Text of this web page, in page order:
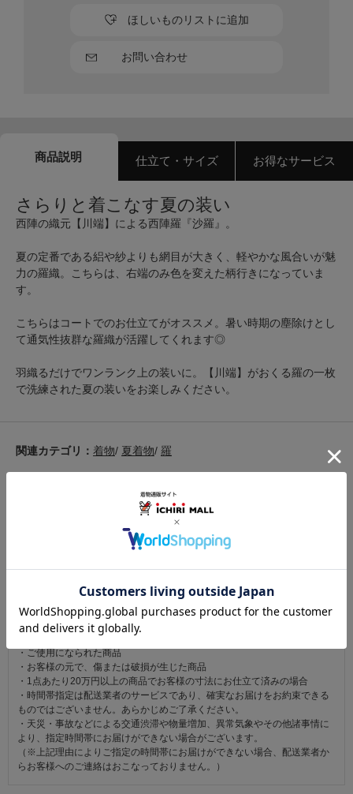
お問い合わせ
ほしいものリストに追加
商品説明 仕立て・サイズ お得なサービス
さらりと着こなす夏の装い
西陣の織元【川端】による西陣羅『沙羅』。
夏の定番である絽や紗よりも網目が大きく、軽やかな風合いが魅
力の羅織。こちらは、右端のみ色を変えた柄行きになっていま
す。
こちらはコートでのお仕立てがオススメ。暑い時期の塵除けとし
て通気性抜群な羅織が活躍してくれます◎
羽織るだけでワンランク上の装いに。【川端】がおくる羅の一枚
で洗練された夏の装いをお楽しみください。
関連カテゴリ： 着物/ 夏着物/ 羅
この商品を見た人は
こちらの商品も見ています
お仕立て後、お客様の手元に届いてから30日以内であれば返品可能です。
返品にかかる送料は無料です。
ただし次に該当するものは返品をお受けできません。
・商品到着後31日以上経過した商品
・ご使用になられた商品
・お客様の元で、傷または破損が生じた商品
・1点あたり20万円以上の商品でお客様の寸法にお仕立て済みの場合
・時間帯指定は配送業者のサービスであり、確実なお届けをお約束できる
ものではございません。あらかじめご了承ください。
・天災・事故などによる交通渋滞や物量増加、異常気象やその他諸事情に
より、指定時間帯にお届けができない場合がございます。
（※上記理由によりご指定の時間帯にお届けができない場合、配送業者か
らお客様へのご連絡はおこなっておりません。）